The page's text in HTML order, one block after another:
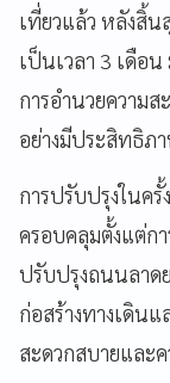
เที่ยวแล้ว หลังสิ้
เป็นเวลา 3 เดือ
การอำนวยความ
อย่างมีประสิทธิภ
การปรับปรุงในค
ครอบคลุมตั้งแต่ก
ปรับปรุงถนนลาด
ก่อสร้างทางเดิน
สะดวกสบายและ